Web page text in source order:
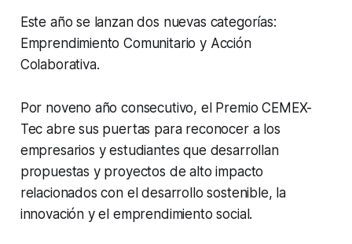
Este año se lanzan dos nuevas categorías:
Emprendimiento Comunitario y Acción
Colaborativa.
Por noveno año consecutivo, el Premio CEMEX-
Tec abre sus puertas para reconocer a los
empresarios y estudiantes que desarrollan
propuestas y proyectos de alto impacto
relacionados con el desarrollo sostenible, la
innovación y el emprendimiento social.